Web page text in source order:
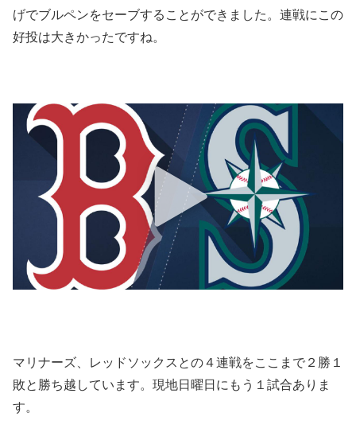
げでブルペンをセーブすることができました。連戦にこの
好投は大きかったですね。
マリナーズ、レッドソックスとの４連戦をここまで２勝１
敗と勝ち越しています。現地日曜日にもう１試合ありま
す。